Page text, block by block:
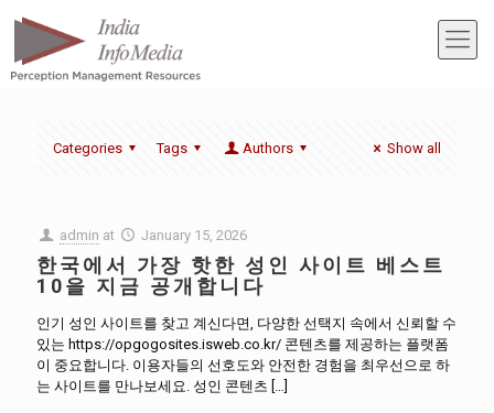
Categories Tags Authors Show all
admin at January 15, 2026
한국에서 가장 핫한 성인 사이트 베스트
10을 지금 공개합니다
인기 성인 사이트를 찾고 계신다면, 다양한 선택지 속에서 신뢰할 수
있는 https://opgogosites.isweb.co.kr/ 콘텐츠를 제공하는 플랫폼
이 중요합니다. 이용자들의 선호도와 안전한 경험을 최우선으로 하
는 사이트를 만나보세요. 성인 콘텐츠 […]